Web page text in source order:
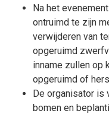
Na het
ontruimd te zijn
verwijderen van
opgeruimd
inname zullen op
opgeruimd of
De organisator is
bomen en